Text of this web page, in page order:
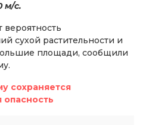
м/с.
вероятность
сухой растительности и
площади, сообщили
сохраняется